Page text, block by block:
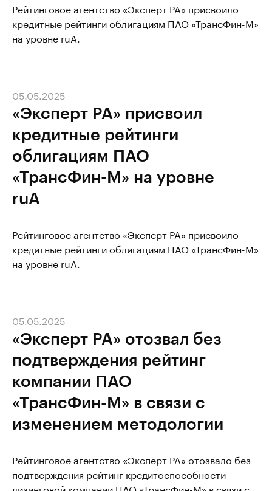
Рейтинговое агентство «Эксперт РА» присвоило
кредитные рейтинги облигациям ПАО «ТрансФин-М»
на уровне ruA.
«Эксперт РА» присвоил
кредитные рейтинги
облигациям ПАО
«ТрансФин-М» на уровне
ruA
05.05.2025
Рейтинговое агентство «Эксперт РА» присвоило
кредитные рейтинги облигациям ПАО «ТрансФин-М»
на уровне ruA.
«Эксперт РА» отозвал без
подтверждения рейтинг
компании ПАО
«ТрансФин-М» в связи с
изменением методологии
05.05.2025
Рейтинговое агентство «Эксперт РА» отозвало без
подтверждения рейтинг кредитоспособности